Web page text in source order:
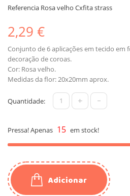
Referencia Rosa velho Cxfita strass
2,29 €
Conjunto de 6 aplicações em tecido em
decoração de coroas.
Cor: Rosa velho.
Medidas da flor: 20x20mm aprox.
Quantidade: + -
Pressa! Apenas 15 em stock!
Adicionar